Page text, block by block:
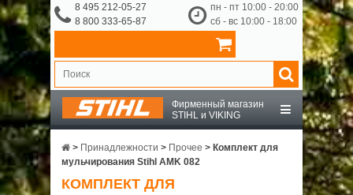
8 495 212-05-27
8 800 333-65-87
пн - пт 10:00 - 20:00
сб - вс 10:00 - 18:00
Фирменный магазин
STIHL и VIKING
STIHL
VIKING
> Принадлежности > Прочее > Комплект для
мульчирования Stihl AMK 082
КОМПЛЕКТ ДЛЯ